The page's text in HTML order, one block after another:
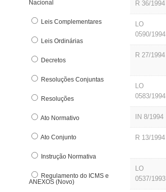
Denúncia Eletrônica
E
Estrutura Básica
F
Fundo de Participação dos Municípos
G
Nacional
Leis Complementares
Leis Ordinárias
Decretos
Resoluções Conjuntas
Resoluções
Ato Normativo
Ato Conjunto
Instrução Normativa
Regulamento do ICMS e
ANEXOS (Novo)
R 36/1994
LO
0590/1994
R 27/1994
LO
0583/1994
IN 8/1994
R 13/1994
LO
0537/1993